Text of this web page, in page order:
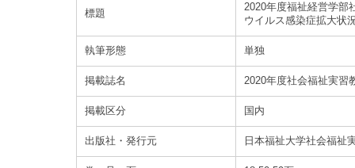
標題
2020年度福祉経営学部
ウイルス感染症拡大状
執筆形態 単独
掲載誌名 2020年度社会福祉実習
掲載区分 国内
出版社・発行元 日本福祉大学社会福祉